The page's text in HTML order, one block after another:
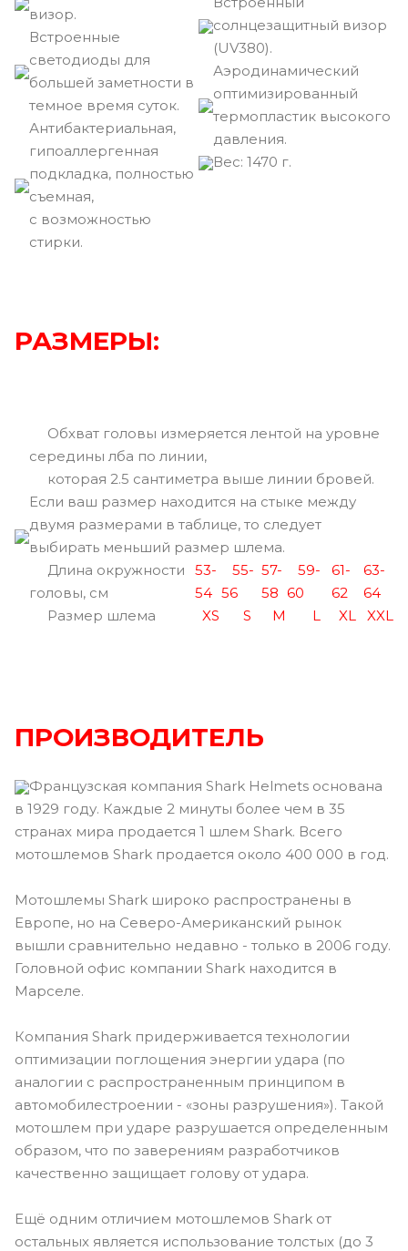
визор.
Встроенные
светодиоды для
большей заметности в
темное время суток.
Антибактериальная,
гипоаллергенная
подкладка, полностью
съемная,
с возможностью
стирки.
солнцезащитный визор
(UV380).
Аэродинамический
оптимизированный
термопластик высокого
давления.
Вec: 1470 г.
РАЗМЕРЫ:
Обхват головы измеряется лентой на уровне
середины лба по линии,
которая 2.5 сантиметра выше линии бровей.
Если ваш размер находится на стыке между
двумя размерами в таблице, то следует
выбирать меньший размер шлема.
Длина окружности
головы, см
53-
54
55-
56
57-
58
59-
60
61-
62
63-
64
Размер шлема
XS S M L XL XXL
ПРОИЗВОДИТЕЛЬ
Французская компания Shark Helmets основана
в 1929 году. Каждые 2 минуты более чем в 35
странах мира продается 1 шлем Shark. Всего
мотошлемов Shark продается около 400 000 в год.
Мотошлемы Shark широко распространены в
Европе, но на Северо-Американский рынок
вышли сравнительно недавно - только в 2006 году.
Головной офис компании Shark находится в
Марселе.
Компания Shark придерживается технологии
оптимизации поглощения энергии удара (по
аналогии с распространенным принципом в
автомобилестроении - «зоны разрушения»). Такой
мотошлем при ударе разрушается определенным
образом, что по заверениям разработчиков
качественно защищает голову от удара.
Ещё одним отличием мотошлемов Shark от
остальных является использование толстых (до 3